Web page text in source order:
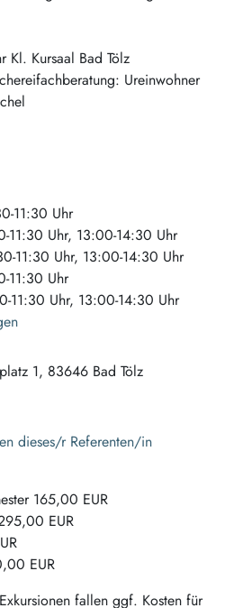
Kursaal Bad Tölz
Ureinwohner
11:30 Uhr
Uhr, 13:00-14:30 Uhr
11:30 Uhr, 13:00-14:30 Uhr
11:30 Uhr
11:30 Uhr, 13:00-14:30 Uhr
1 83646 Bad Tölz
dieses/r Referenten/in
165,00 EUR
EUR
EUR
fallen ggf. Kosten für